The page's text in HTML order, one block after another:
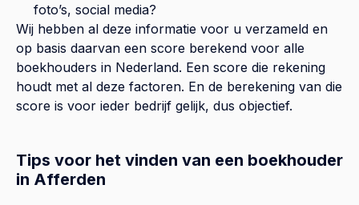
foto’s, social media?
Wij hebben al deze informatie voor u verzameld en
op basis daarvan een score berekend voor alle
boekhouders in Nederland. Een score die rekening
houdt met al deze factoren. En de berekening van die
score is voor ieder bedrijf gelijk, dus objectief.
Tips voor het vinden van een boekhouder
in Afferden